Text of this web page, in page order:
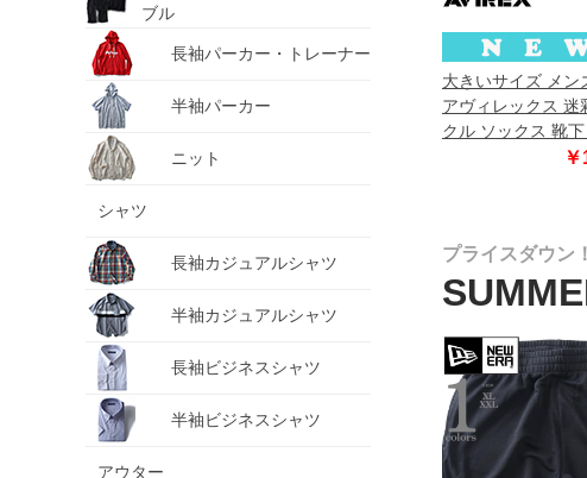
ブル
長袖パーカー・トレーナー
半袖パーカー
ニット
シャツ
長袖カジュアルシャツ
半袖カジュアルシャツ
長袖ビジネスシャツ
半袖ビジネスシャツ
アウター
大きいサイズ メン
アヴィレックス 迷
クル ソックス 靴下
プライスダウン